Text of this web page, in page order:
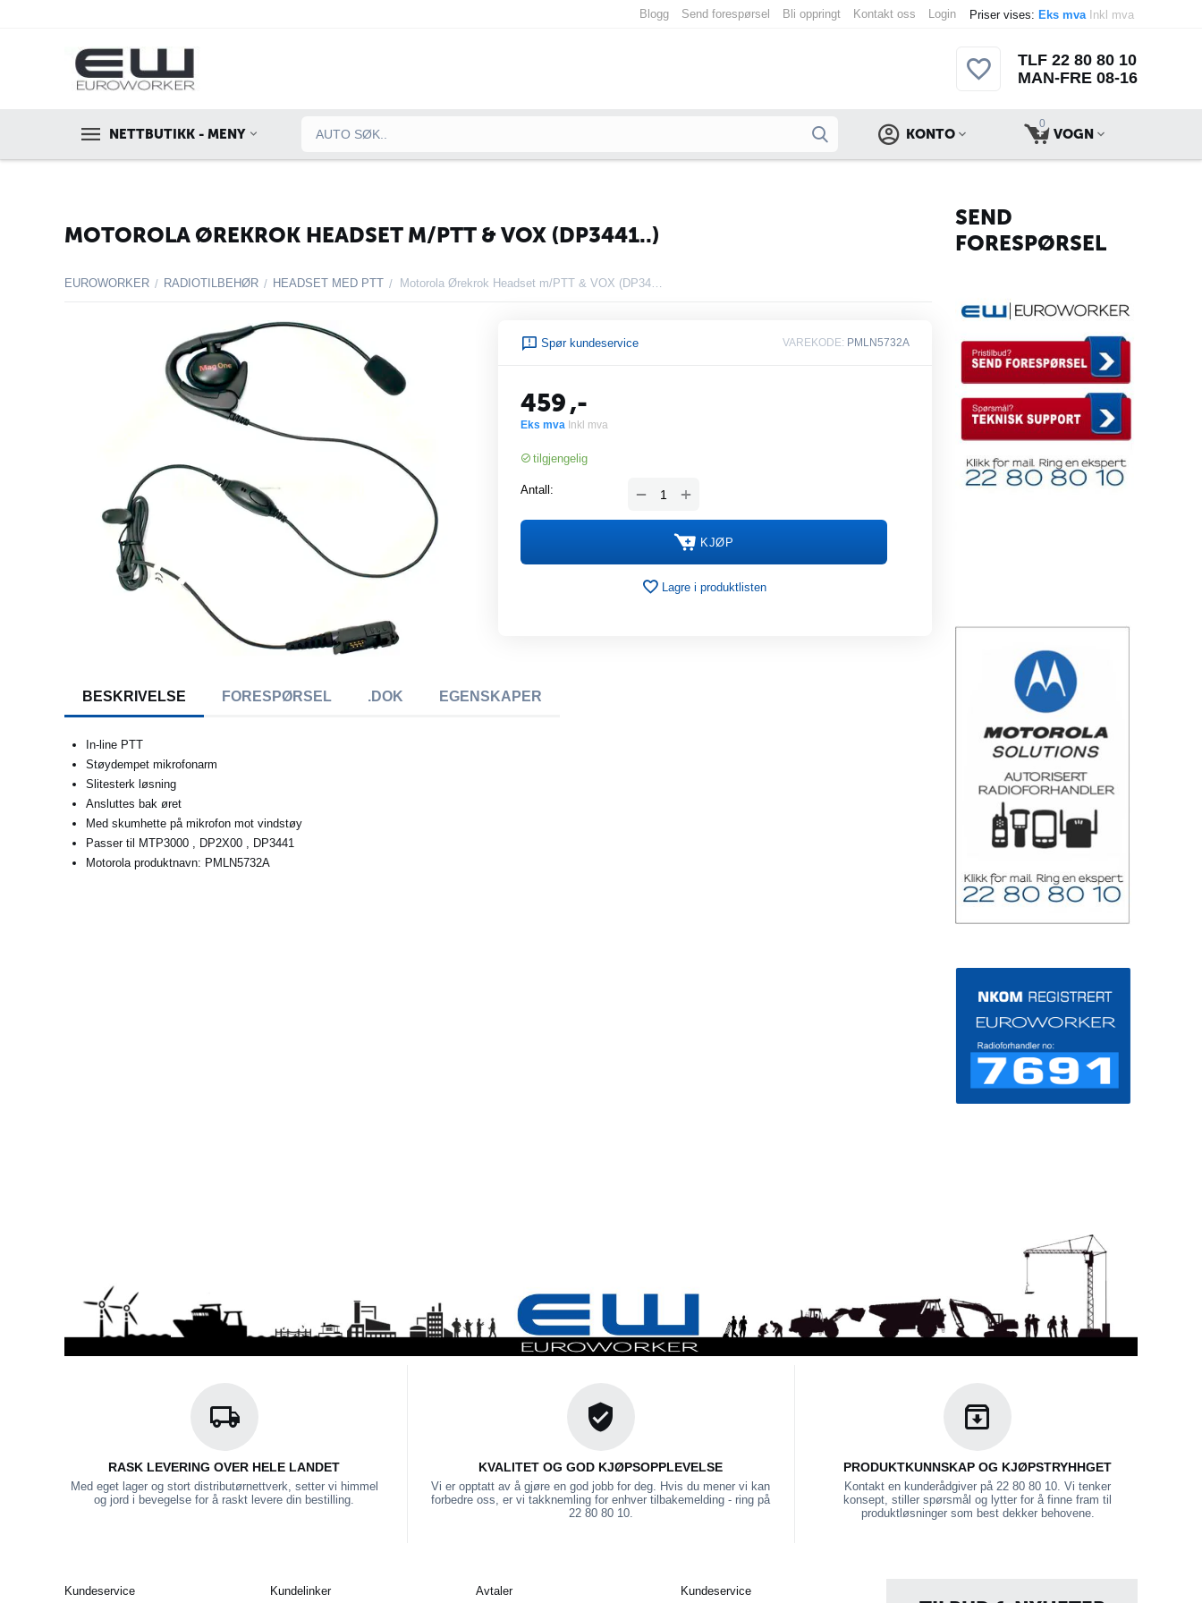
Priser vises: Eks mva Inkl mva
Blogg Send forespørsel Bli oppringt Kontakt oss Login
TLF 22 80 80 10
MAN-FRE 08-16
NETTBUTIKK - MENY
0
VOGN
KONTO
MOTOROLA ØREKROK HEADSET M/PTT & VOX (DP3441..)
EUROWORKER / RADIOTILBEHØR / HEADSET MED PTT / Motorola Ørekrok Headset m/PTT & VOX (DP3441..)
Spør kundeservice VAREKODE: PMLN5732A
459,-
Eks mva Inkl mva
tilgjengelig
Antall: +
−
KJØP
Lagre i produktlisten
BESKRIVELSE FORESPØRSEL .DOK EGENSKAPER
In-line PTT
Støydempet mikrofonarm
Slitesterk løsning
Ansluttes bak øret
Med skumhette på mikrofon mot vindstøy
Passer til MTP3000 , DP2X00 , DP3441
Motorola produktnavn: PMLN5732A
SEND
FORESPØRSEL
RASK LEVERING OVER HELE LANDET
Med eget lager og stort distributørnettverk, setter vi himmel
og jord i bevegelse for å raskt levere din bestilling.
KVALITET OG GOD KJØPSOPPLEVELSE
Vi er opptatt av å gjøre en god jobb for deg. Hvis du mener vi kan
forbedre oss, er vi takknemling for enhver tilbakemelding - ring på
22 80 80 10.
PRODUKTKUNNSKAP OG KJØPSTRYHHGET
Kontakt en kunderådgiver på 22 80 80 10. Vi tenker
konsept, stiller spørsmål og lytter for å finne fram til
produktløsninger som best dekker behovene.
Kundeservice Kundelinker Avtaler Kundeservice